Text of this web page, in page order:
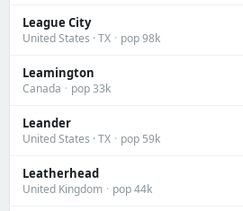
League City
United States · TX · pop 98k
Leamington
Canada · pop 33k
Leander
United States · TX · pop 59k
Leatherhead
United Kingdom · pop 44k